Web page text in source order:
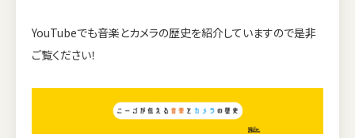
YouTubeでも音楽とカメラの歴史を紹介していますので是非
ご覧ください！